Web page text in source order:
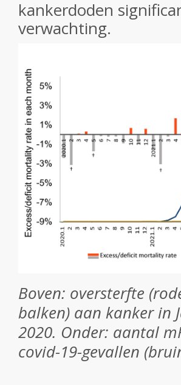
kankerdoden
verwachting.
Boven: oversterfte
balken) aan kanker in
2020. Onder: aantal
covid-19-gevallen